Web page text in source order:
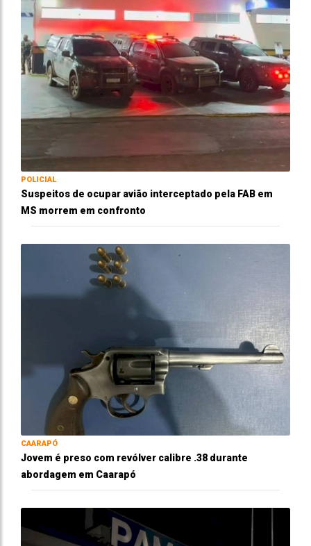
POLICIAL
Suspeitos de ocupar avião interceptado pela FAB em
MS morrem em confronto
CAARAPÓ
Jovem é preso com revólver calibre .38 durante
abordagem em Caarapó